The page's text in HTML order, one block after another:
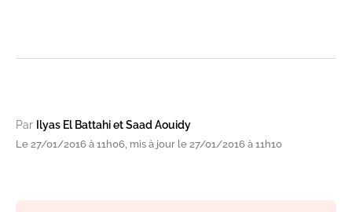
Par Ilyas El Battahi et Saad Aouidy
Le 27/01/2016 à 11h06, mis à jour le 27/01/2016 à 11h10